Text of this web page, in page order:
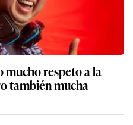
mucho respeto a la
también mucha